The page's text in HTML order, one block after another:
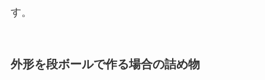
す。
外形を段ボールで作る場合の詰め物